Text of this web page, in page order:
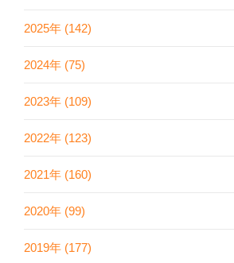
2025年 (142)
2024年 (75)
2023年 (109)
2022年 (123)
2021年 (160)
2020年 (99)
2019年 (177)